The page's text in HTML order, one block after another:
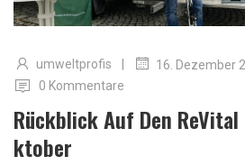
umweltprofis 16. Dezember
0 Kommentare
Rückblick Auf Den
Ktober